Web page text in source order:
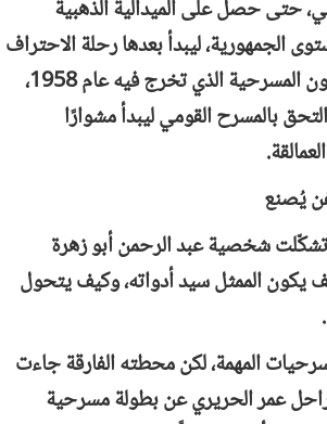
حتى حصل على الميدالية الذهبية
الجمهورية، ليبدأ بعدها رحلة الاحتراف
عبر المعهد العالي للفنون المسرحية الذي تخرج فيه عام 1958،
بالمسرح القومي ليبدأ مشوارًا
يُصنع
شخصية عبد الرحمن أبو زهرة
يكون الممثل سيد أدواته، وكيف يتحول
المهمة، لكن محطته الفارقة جاءت
عمر الحريري عن بطولة مسرحية